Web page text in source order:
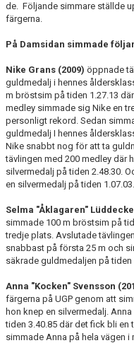
de. Följande simmare ställde
färgerna.
På Damsidan simmade
Nike Grans (2009) öppnade
guldmedalj i hennes
m bröstsim på tiden 1.27.13
medley simmade sig Nike en
personligt rekord. Sedan
guldmedalj I hennes
Nike snabbt nog för att ta
tävlingen med 200 medley där
silvermedalj på tiden 2.48.30.
en silvermedalj på tiden
Selma "Åklagaren"
simmade 100 m bröstsim på
tredje plats. Avslutade
snabbast på första 25 m och
säkrade guldmedaljen på tiden
Anna "Kocken" Svensson
färgerna på UGP genom att
hon knep en silvermedalj.
tiden 3.40.85 där det fick bli en
simmade Anna på hela vägen i